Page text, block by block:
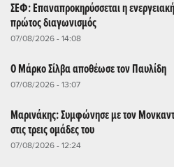
ΣΕΦ: Επαναπροκηρύσσεται η
πρώτος διαγωνισμός
07/08/2026 - 14:08
Ο Μάρκο Σίλβα αποθέωσε τον Παυλίδη
07/08/2026 - 13:07
Μαρινάκης: Συμφώνησε με τον
στις τρεις ομάδες του
07/08/2026 - 12:24